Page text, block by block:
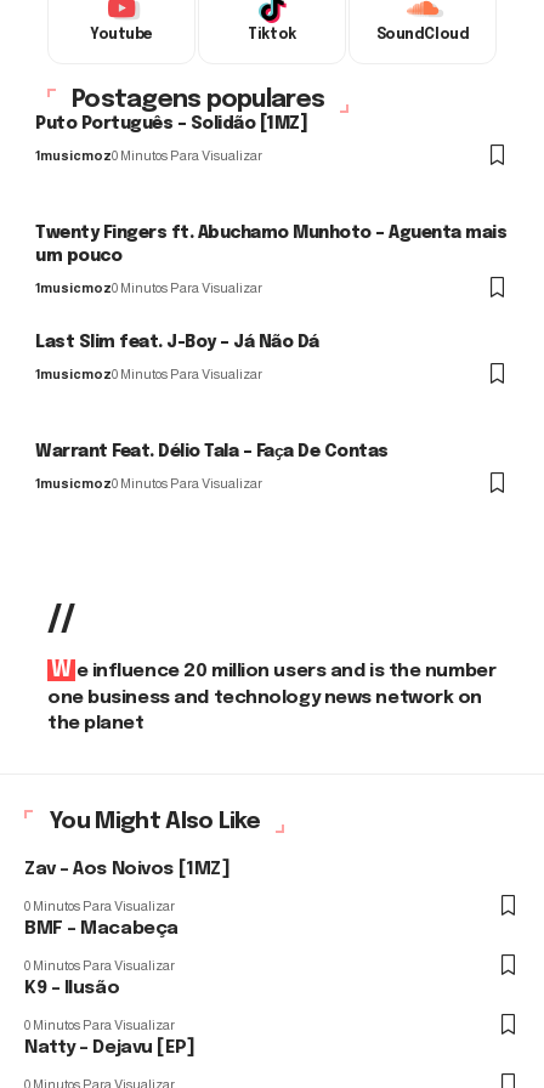
Youtube Tiktok SoundCloud
Postagens populares
Puto Português – Solidão [1MZ]
1musicmoz0 Minutos Para Visualizar
Twenty Fingers ft. Abuchamo Munhoto – Aguenta mais
um pouco
1musicmoz0 Minutos Para Visualizar
Last Slim feat. J-Boy – Já Não Dá
1musicmoz0 Minutos Para Visualizar
Warrant Feat. Délio Tala – Faҫa De Contas
1musicmoz0 Minutos Para Visualizar
//
We influence 20 million users and is the number
one business and technology news network on
the planet
You Might Also Like
Zav – Aos Noivos [1MZ]
0 Minutos Para Visualizar
BMF – Macabeça
0 Minutos Para Visualizar
K9 – Ilusão
0 Minutos Para Visualizar
Natty – Dejavu [EP]
0 Minutos Para Visualizar